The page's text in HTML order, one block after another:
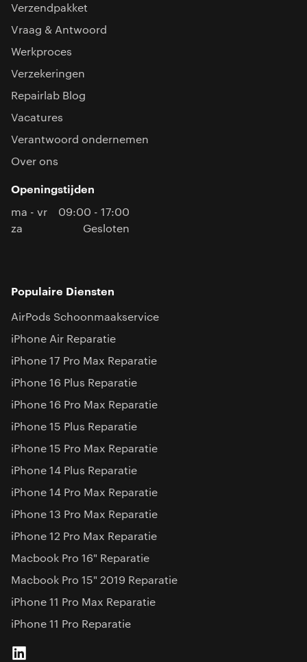
Verzendpakket
Vraag & Antwoord
Werkproces
Verzekeringen
Repairlab Blog
Vacatures
Verantwoord ondernemen
Over ons
Openingstijden
ma - vr
09:00 - 17:00
za
Gesloten
Populaire Diensten
AirPods Schoonmaakservice
iPhone Air Reparatie
iPhone 17 Pro Max Reparatie
iPhone 16 Plus Reparatie
iPhone 16 Pro Max Reparatie
iPhone 15 Plus Reparatie
iPhone 15 Pro Max Reparatie
iPhone 14 Plus Reparatie
iPhone 14 Pro Max Reparatie
iPhone 13 Pro Max Reparatie
iPhone 12 Pro Max Reparatie
Macbook Pro 16" Reparatie
Macbook Pro 15" 2019 Reparatie
iPhone 11 Pro Max Reparatie
iPhone 11 Pro Reparatie